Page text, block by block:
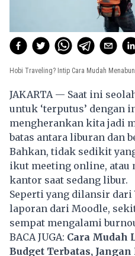
Hobi Traveling? Intip Cara Mudah
JAKARTA — Saat ini
untuk ‘terputus’ dengan
mengherankan kita jadi
batas antara liburan dan
Bahkan, tidak sedikit
ikut meeting online,
kantor saat sedang libur.
Seperti yang dilansir dari
laporan dari Moodle,
sempat mengalami
BACA JUGA: Cara Mudah
Budget Terbatas,